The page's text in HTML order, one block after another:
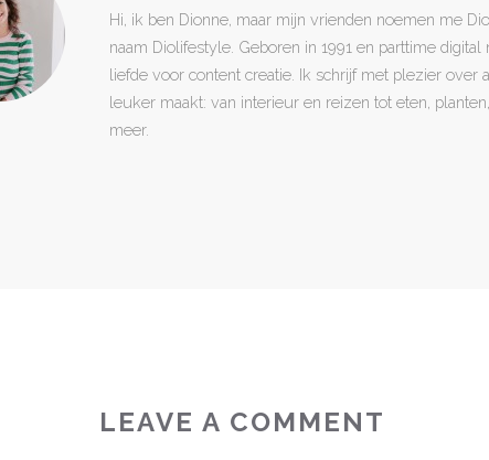
Hi, ik ben Dionne, maar mijn vrienden noemen me
naam Diolifestyle. Geboren in 1991 en parttime
liefde voor content creatie. Ik schrijf met plezier over
leuker maakt: van interieur en reizen tot eten,
meer.
LEAVE A COMMENT